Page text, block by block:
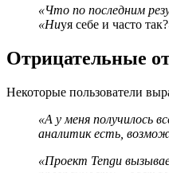
«Что по последним
«Ниуя себе и часто
Отрицательные
Некоторые пользователи
«А у меня получилось
аналитик есть,
«Проект Tengu